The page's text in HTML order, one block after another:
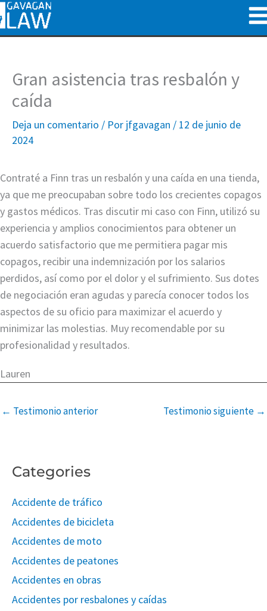
al
contenido
Gran asistencia tras resbalón y
caída
Deja un comentario / Por jfgavagan / 12 de junio de
2024
Contraté a Finn tras un resbalón y una caída en una tienda,
ya que me preocupaban sobre todo los crecientes copagos
y gastos médicos. Tras discutir mi caso con Finn, utilizó su
experiencia y amplios conocimientos para obtener un
acuerdo satisfactorio que me permitiera pagar mis
copagos, recibir una indemnización por los salarios
perdidos, así como por el dolor y el sufrimiento. Sus dotes
de negociación eran agudas y parecía conocer todos los
aspectos de su oficio para maximizar el acuerdo y
minimizar las molestias. Muy recomendable por su
profesionalidad y resultados.
Lauren
← Testimonio anterior Testimonio siguiente →
Categories
Accidente de tráfico
Accidentes de bicicleta
Accidentes de moto
Accidentes de peatones
Accidentes en obras
Accidentes por resbalones y caídas